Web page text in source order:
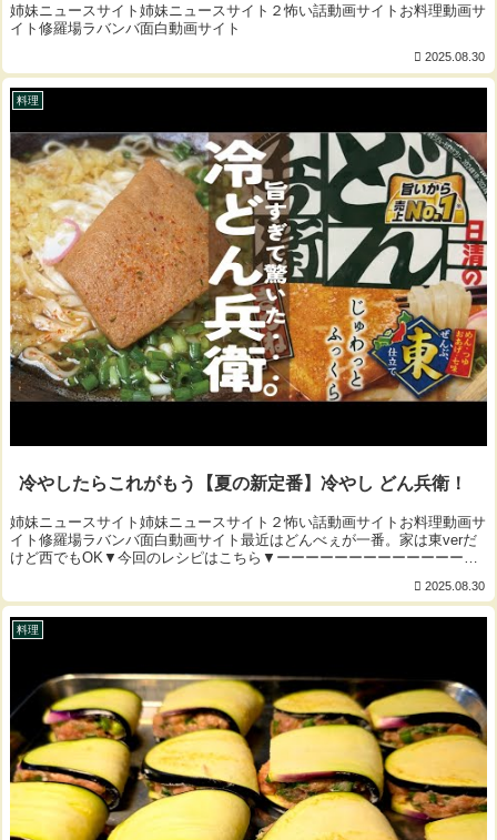
姉妹ニュースサイト姉妹ニュースサイト２怖い話動画サイトお料理動画サ
イト修羅場ラバンバ面白動画サイト
2025.08.30
料理
冷やしたらこれがもう【夏の新定番】冷やし どん兵衛！
姉妹ニュースサイト姉妹ニュースサイト２怖い話動画サイトお料理動画サ
イト修羅場ラバンバ面白動画サイト最近はどんべぇが一番。家は東verだ
けど西でもOK▼今回のレシピはこちら▼ーーーーーーーーーーーーーー
2025.08.30
料理